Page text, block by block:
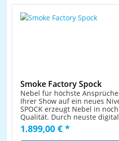
Smoke Factory Spock
Nebel für höchste
Ihrer Show auf ein neues
SPOCK erzeugt Nebel in
Qualität. Durch neuste
in allen Leistungsbereichen
gleichmäßiges Nebelbild
1.899,00 € *